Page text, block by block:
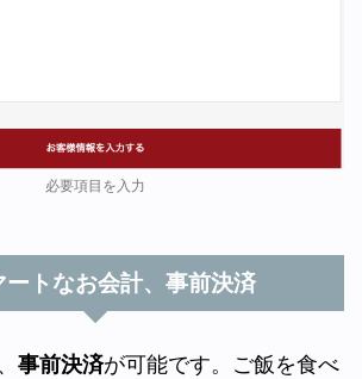
必要項目を入力
ートなお会計、事前決済
事前決済が可能です。ご飯を食べ